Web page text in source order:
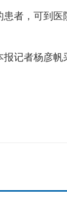
，可到医
记者杨彦帆